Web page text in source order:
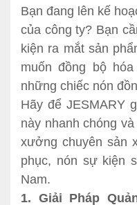
Bạn đang lên kế
của công ty? Bạn
kiện ra mắt sản
muốn đồng bộ
những chiếc nón
Hãy để JESMARY
này nhanh chóng
xưởng chuyên sản
phục, nón sự kiện
Nam.
1. Giải Pháp